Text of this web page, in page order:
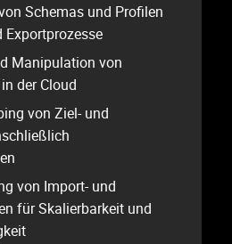
Schemas und Profilen
Manipulation von
der Cloud
von Ziel- und
von Import- und
für Skalierbarkeit und